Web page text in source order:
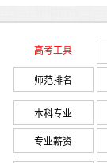
高考工具
师范排名
本科专业
专业薪资